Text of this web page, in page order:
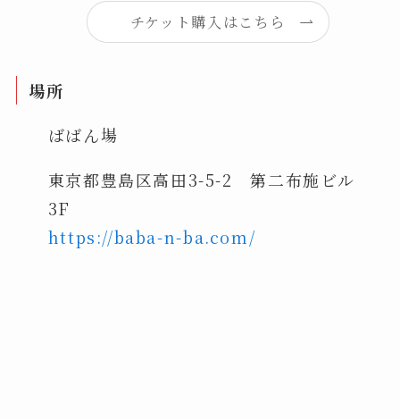
チケット購入はこちら
場所
ばばん場
東京都豊島区高田3-5-2 第二布施ビル
3F
https://baba-n-ba.com/